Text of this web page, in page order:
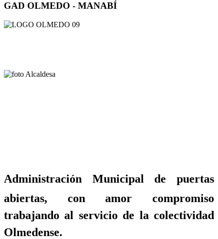
GAD OLMEDO - MANABÍ
Administración Municipal de puertas
abiertas, con amor compromiso
trabajando al servicio de la colectividad
Olmedense.